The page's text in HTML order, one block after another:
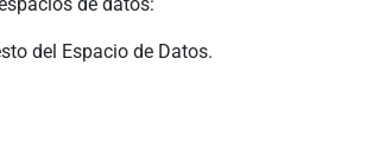
del Espacio de Datos.